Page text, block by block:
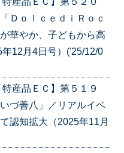
ＤｏｌｃｅｄｉＲｏｃ
華やか、子どもから高
12月4日号）('25/12/0
産品ＥＣ】第５１９
づ善八」／リアルイベ
認知拡大（2025年11月